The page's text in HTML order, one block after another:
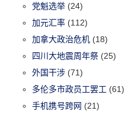
党魁选举 (24)
加元汇率 (112)
加拿大政治危机 (18)
四川大地震周年祭 (25)
外国干涉 (71)
多伦多市政员工罢工 (61)
手机携号跨网 (21)